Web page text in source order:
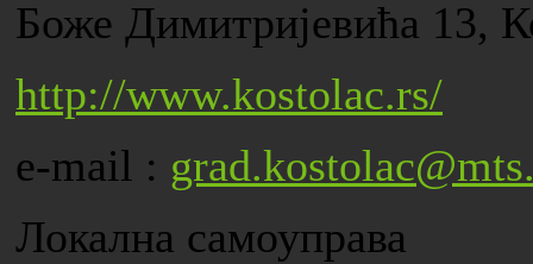
Боже Димитријевића 13,
http://www.kostolac.rs/
e-mail :
Локална самоуправа